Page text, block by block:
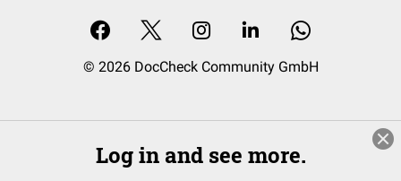
© 2026 DocCheck Community GmbH
Log in and see more.